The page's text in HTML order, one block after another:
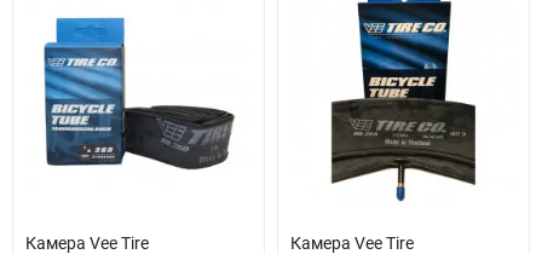
Камера Vee Tire
Камера Vee Tire